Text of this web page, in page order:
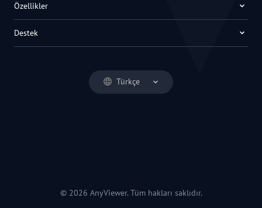
Türkçe
Özellikler
Destek
© 2026 AnyViewer. Tüm hakları saklıdır.